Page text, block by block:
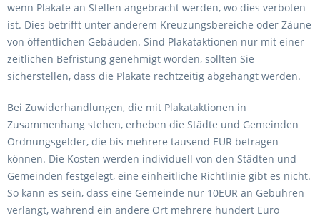
wenn Plakate an Stellen angebracht werden, wo dies verboten
ist. Dies betrifft unter anderem Kreuzungsbereiche oder Zäune
von öffentlichen Gebäuden. Sind Plakataktionen nur mit einer
zeitlichen Befristung genehmigt worden, sollten Sie
sicherstellen, dass die Plakate rechtzeitig abgehängt werden.
Bei Zuwiderhandlungen, die mit Plakataktionen in
Zusammenhang stehen, erheben die Städte und Gemeinden
Ordnungsgelder, die bis mehrere tausend EUR betragen
können. Die Kosten werden individuell von den Städten und
Gemeinden festgelegt, eine einheitliche Richtlinie gibt es nicht.
So kann es sein, dass eine Gemeinde nur 10EUR an Gebühren
verlangt, während ein andere Ort mehrere hundert Euro